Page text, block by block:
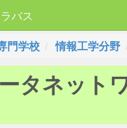
バス
門学校 情報工学分野
タネット